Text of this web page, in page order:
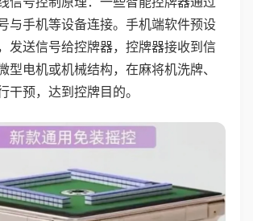
与手机等设备连接。手机端软件预设
发送信号给控牌器，控牌器接收到信
型电机或机械结构，在麻将机洗牌、
干预，达到控牌目的。